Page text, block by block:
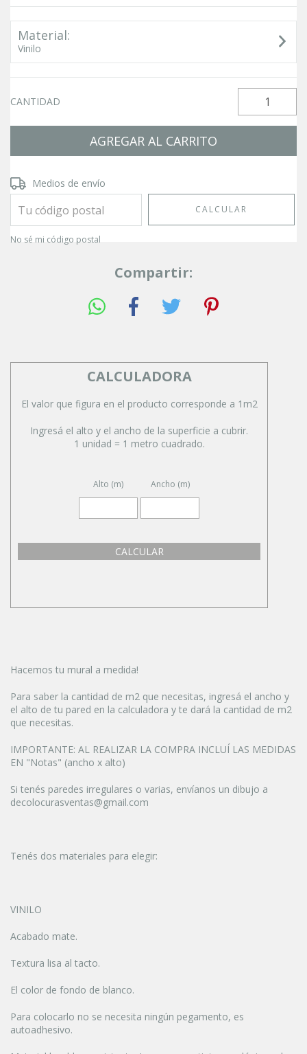
Material:
Vinilo
CANTIDAD
Entregas para el CP:
Medios de envío
CALCULAR
No sé mi código postal
Compartir:
CALCULADORA
El valor que figura en el producto corresponde a 1m2
Ingresá el alto y el ancho de la superficie a cubrir.
1 unidad = 1 metro cuadrado.
Alto (m) Ancho (m)
CALCULAR
Hacemos tu mural a medida!
Para saber la cantidad de m2 que necesitas, ingresá el ancho y
el alto de tu pared en la calculadora y te dará la cantidad de m2
que necesitas.
IMPORTANTE: AL REALIZAR LA COMPRA INCLUÍ LAS MEDIDAS
EN "Notas" (ancho x alto)
Si tenés paredes irregulares o varias, envíanos un dibujo a
decolocurasventas@gmail.com
Tenés dos materiales para elegir:
VINILO
Acabado mate.
Textura lisa al tacto.
El color de fondo de blanco.
Para colocarlo no se necesita ningún pegamento, es
autoadhesivo.